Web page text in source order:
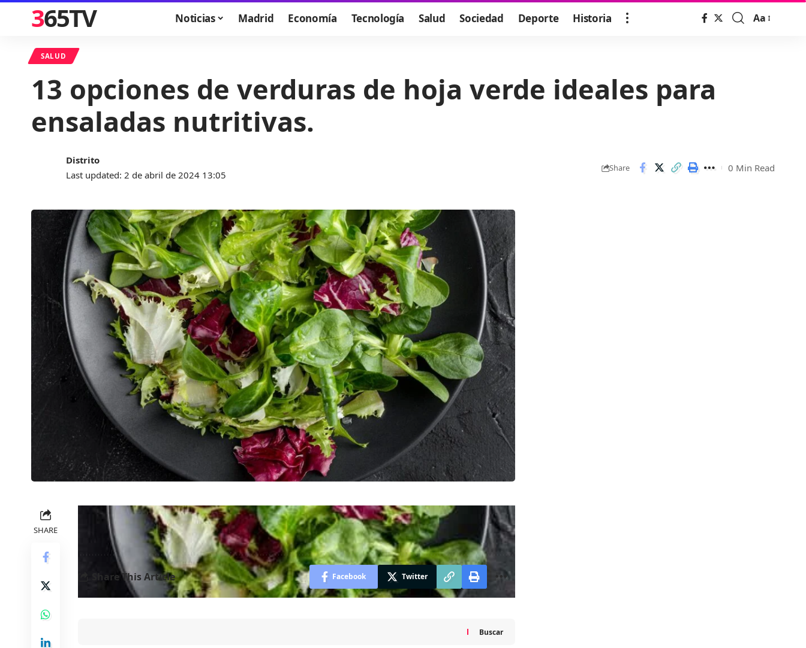
365TV Noticias Madrid Economía Tecnología Salud Sociedad Deporte Historia
Font
Aa
SALUD
13 opciones de verduras de hoja verde ideales para
ensaladas nutritivas.
Last updated: 2 de abril de 2024 13:05
Distrito
Share 0 Min Read
SHARE
La acelga es un vegetal de hoja verde con bajo aporte calórico, ideal para mantener un peso
saludable. Descubre 13 vegetales de hoja verde y cómo incluirlos en ensaladas.
Share This Article Facebook Twitter
Buscar